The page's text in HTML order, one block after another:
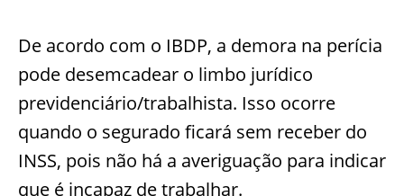
De acordo com o IBDP, a demora na perícia
pode desemcadear o limbo jurídico
previdenciário/trabalhista. Isso ocorre
quando o segurado ficará sem receber do
INSS, pois não há a averiguação para indicar
que é incapaz de trabalhar.